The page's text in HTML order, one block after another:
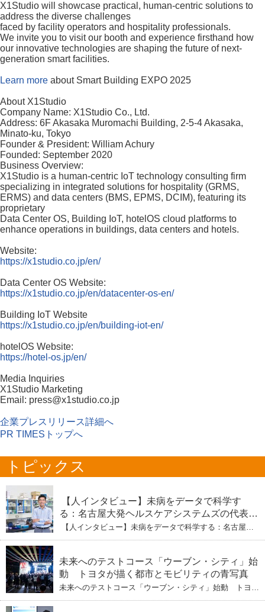
X1Studio will showcase practical, human-centric solutions to
address the diverse challenges
faced by facility operators and hospitality professionals.
We invite you to visit our booth and experience firsthand how
our innovative technologies are shaping the future of next-
generation smart facilities.
Learn more about Smart Building EXPO 2025
About X1Studio
Company Name: X1Studio Co., Ltd.
Address: 6F Akasaka Muromachi Building, 2-5-4 Akasaka,
Minato-ku, Tokyo
Founder & President: William Achury
Founded: September 2020
Business Overview:
X1Studio is a human-centric IoT technology consulting firm
specializing in integrated solutions for hospitality (GRMS,
ERMS) and data centers (BMS, EPMS, DCIM), featuring its
proprietary
Data Center OS, Building IoT, hotelOS cloud platforms to
enhance operations in buildings, data centers and hotels.
Website:
https://x1studio.co.jp/en/
Data Center OS Website:
https://x1studio.co.jp/en/datacenter-os-en/
Building IoT Website
https://x1studio.co.jp/en/building-iot-en/
hotelOS Website:
https://hotel-os.jp/en/
Media Inquiries
X1Studio Marketing
Email: press@x1studio.co.jp
企業プレスリリース詳細へ
PR TIMESトップへ
トピックス
【人インタビュー】未病をデータで科学す
る：名古屋大発ヘルスケアシステムズの代表取
締役社長・瀧本陽介 【下】「人生80年の暇つ
ぶし」を着実に：理系ニートが挑むヘルスケア
【人インタビュー】未病をデータで科学する：名古屋大
挑むヘルスケア標準化と海外戦略
未来へのテストコース「ウーブン・シティ」始
動 トヨタが描く都市とモビリティの青写真
未来へのテストコース「ウーブン・シティ」始動 トヨタ